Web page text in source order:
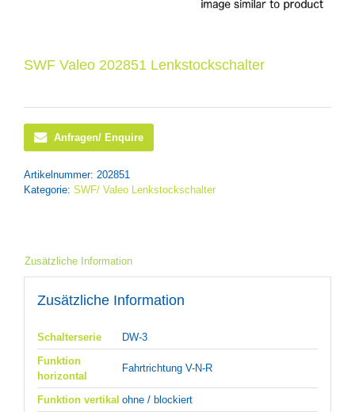
SWF Valeo 202851 Lenkstockschalter
Anfragen/ Enquire
Artikelnummer: 202851
Kategorie: SWF/ Valeo Lenkstockschalter
Zusätzliche Information
Zusätzliche Information
Schalterserie
DW-3
Funktion
horizontal
Fahrtrichtung V-N-R
Funktion vertikal ohne / blockiert